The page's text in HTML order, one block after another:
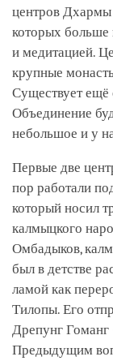
центров Дхармы
которых больше
и медитацией.
крупные
Существует ещё
Объединение
небольшое и у
Первые две
пор работали
который носил
калмыцкого
Омбадыков,
был в детстве
ламой как
Тилопы. Его
Дрепунг Гоманг
Предыдущим